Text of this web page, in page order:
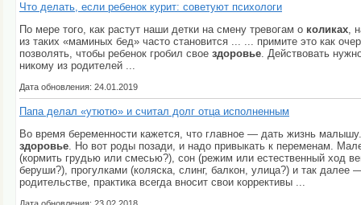
Что делать, если ребенок курит: советуют психологи
По мере того, как растут наши детки на смену тревогам о коликах,
из таких «маминых бед» часто становится ... ... примите это как
позволять, чтобы ребенок гробил свое здоровье. Действовать
никому из родителей ...
Дата обновления: 24.01.2019
Папа делал «утютю» и считал долг отца исполненным
Во время беременности кажется, что главное — дать жизнь
здоровье . Но вот роды позади, и надо привыкать к переменам.
(кормить грудью или смесью?), сон (режим или естественный ход
беруши?), прогулками (коляска, слинг, балкон, улица?) и так
родительстве, практика всегда вносит свои коррективы ...
Дата обновления: 23.02.2018